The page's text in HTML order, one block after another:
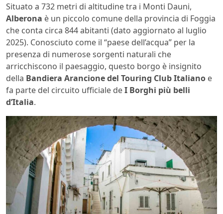
Situato a 732 metri di altitudine tra i Monti Dauni,
Alberona è un piccolo comune della provincia di Foggia
che conta circa 844 abitanti (dato aggiornato al luglio
2025). Conosciuto come il “paese dell’acqua” per la
presenza di numerose sorgenti naturali che
arricchiscono il paesaggio, questo borgo è insignito
della Bandiera Arancione del Touring Club Italiano e
fa parte del circuito ufficiale deI Borghi più belli
d’Italia.